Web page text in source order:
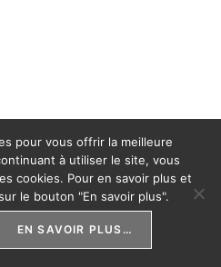
pour vous offrir la meilleure
à utiliser le site, vous
cookies. Pour en savoir plus et
le bouton "En savoir plus".
EN SAVOIR PLUS…